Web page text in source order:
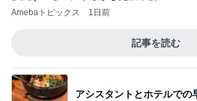
Amebaトピックス 1日前
記事を読む
アシスタントとホテルでの